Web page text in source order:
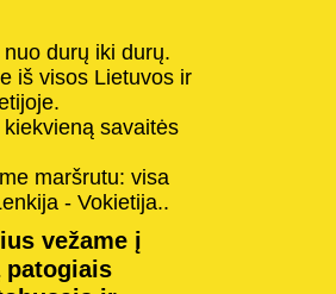
durų iki durų.
iš visos Lietuvos ir
savaitės
maršrutu: visa
- Vokietija..
vežame į
patogiais